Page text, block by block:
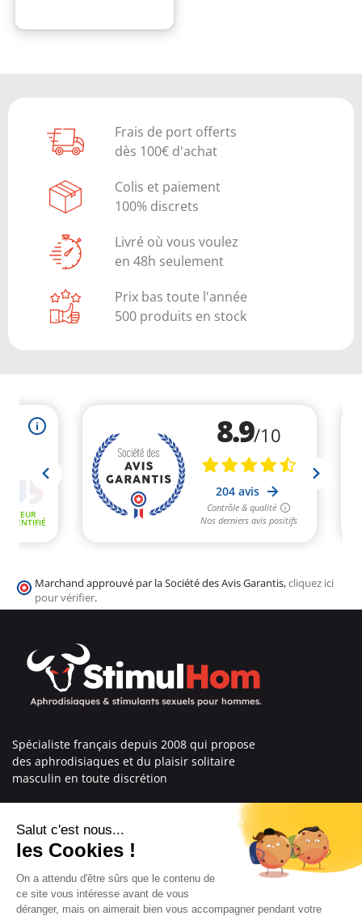
(2 avis)
Frais de port offerts
dès 100€ d'achat
Colis et paiement
100% discrets
Livré où vous voulez
en 48h seulement
Prix bas toute l'année
500 produits en stock
Marchand approuvé par la Société des Avis Garantis,cliquez ici
pour vérifier.
Spécialiste français depuis 2008 qui propose
des aphrodisiaques et du plaisir solitaire
masculin en toute discrétion
En savoir plus sur nous
Nos engagements
Informations